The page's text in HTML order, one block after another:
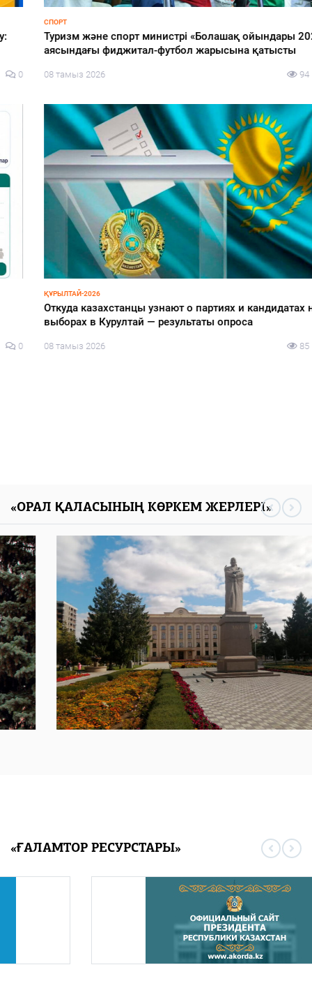
Туризм және спорт министрі «Болашақ ойындары 2026»
аясындағы фиджитал-футбол жарысына қатысты
08 тамыз 2026 0
ҚҰРЫЛТАЙ-2026
Откуда казахстанцы узнают о партиях и кандидатах на
выборах в Курултай — результаты опроса
08 тамыз 2026 0
«ОРАЛ ҚАЛАСЫНЫҢ КӨРКЕМ ЖЕРЛЕРІ»
«ҒАЛАМТОР РЕСУРСТАРЫ»